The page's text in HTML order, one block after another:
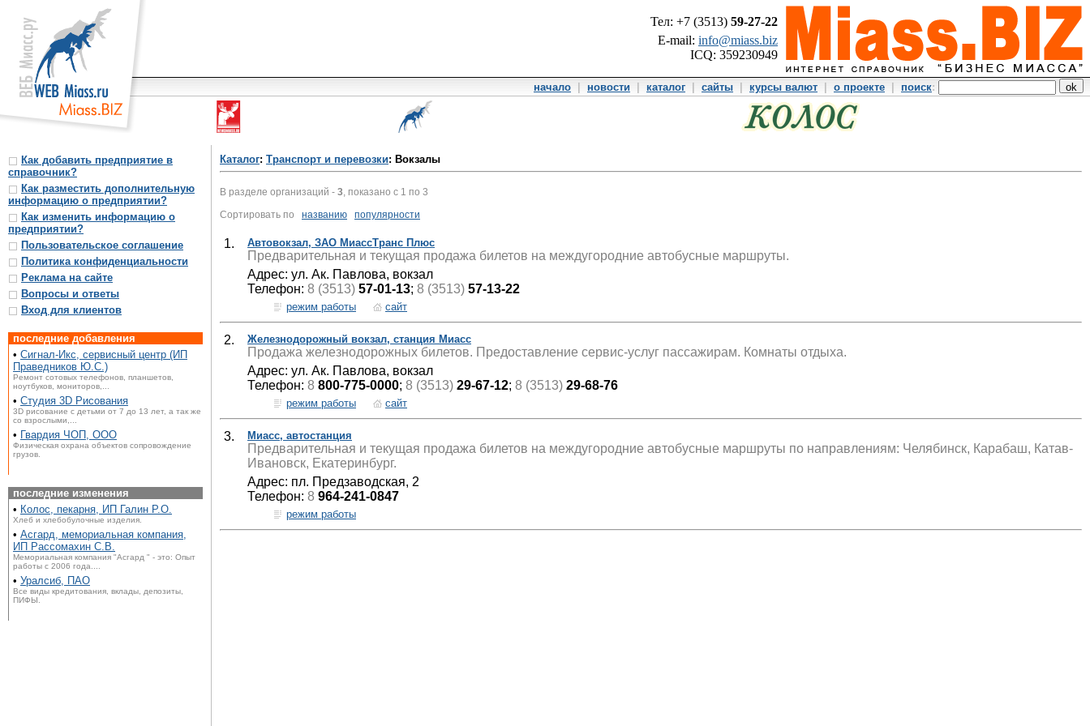
Тел: +7 (3513) 59-27-22
E-mail: info@miass.biz
ICQ: 359230949
начало новости каталог| сайты курсы валют о проекте поиск:
Как добавить предприятие в
справочник?
Как разместить дополнительную
информацию о предприятии?
Как изменить информацию о
предприятии?
Пользовательское соглашение
Политика конфиденциальности
Реклама на сайте
Вопросы и ответы
Вход для клиентов
последние добавления
• Сигнал-Икс, сервисный центр (ИП
Праведников Ю.С.)
Ремонт сотовых телефонов, планшетов,
ноутбуков, мониторов,...
• Студия 3D Рисования
3D рисование с детьми от 7 до 13 лет, а так же
со взрослыми,...
• Гвардия ЧОП, ООО
Физическая охрана объектов сопровождение
грузов.
последние изменения
• Колос, пекарня, ИП Галин Р.О.
Хлеб и хлебобулочные изделия.
• Асгард, мемориальная компания,
ИП Рассомахин С.В.
Мемориальная компания "Асгард " - это: Опыт
работы с 2006 года....
• Уралсиб, ПАО
Все виды кредитования, вклады, депозиты,
ПИФЫ.
Каталог: Транспорт и перевозки: Вокзалы
В разделе организаций - 3 , показано с 1 по 3
Сортировать по названию популярности
1. Автовокзал, ЗАО МиассТранс Плюс
Предварительная и текущая продажа билетов на междугородние автобусные маршруты.
Адрес: ул. Ак. Павлова, вокзал
Телефон: 8 (3513) 57-01-13; 8 (3513) 57-13-22
режим работы сайт
2. Железнодорожный вокзал, станция Миасс
Продажа железнодорожных билетов. Предоставление сервис-услуг пассажирам. Комнаты отдыха.
Адрес: ул. Ак. Павлова, вокзал
Телефон: 8 800-775-0000; 8 (3513) 29-67-12; 8 (3513) 29-68-76
режим работы сайт
3. Миасс, автостанция
Предварительная и текущая продажа билетов на междугородние автобусные маршруты по направлениям: Челябинск, Карабаш, Катав-
Ивановск, Екатеринбург.
Адрес: пл. Предзаводская, 2
Телефон: 8 964-241-0847
режим работы